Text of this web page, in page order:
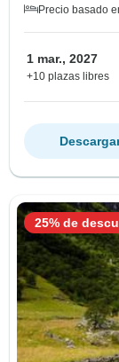
Precio basado
1 mar., 2027
+10 plazas libres
25% de